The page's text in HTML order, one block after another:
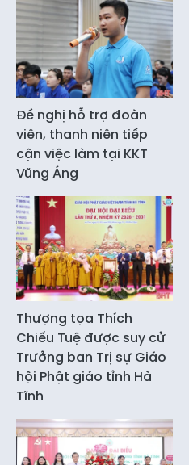
Đề nghị hỗ trợ đoàn
viên, thanh niên tiếp
cận việc làm tại KKT
Vũng Áng
Thượng tọa Thích
Chiếu Tuệ được suy cử
Trưởng ban Trị sự Giáo
hội Phật giáo tỉnh Hà
Tĩnh